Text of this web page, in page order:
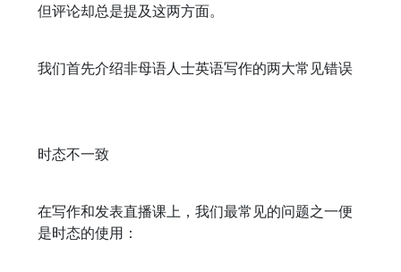
但评论却总是提及这两方面。
我们首先介绍非母语人士英语写作的两大常见错误
时态不一致
在写作和发表直播课上，我们最常见的问题之一便
是时态的使用：